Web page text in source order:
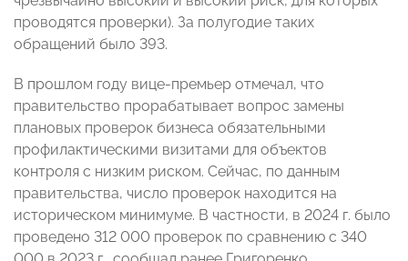
проводятся проверки). За полугодие таких
обращений было 393.
В прошлом году вице-премьер отмечал, что
правительство прорабатывает вопрос замены
плановых проверок бизнеса обязательными
профилактическими визитами для объектов
контроля с низким риском. Сейчас, по данным
правительства, число проверок находится на
историческом минимуме. В частности, в 2024 г. было
проведено 312 000 проверок по сравнению с 340